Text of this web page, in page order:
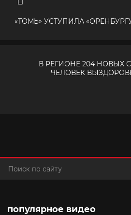
«ТОМЬ» УСТУПИЛА
В РЕГИОНЕ 204 НОВЫХ
ЧЕЛОВЕК
популярное видео